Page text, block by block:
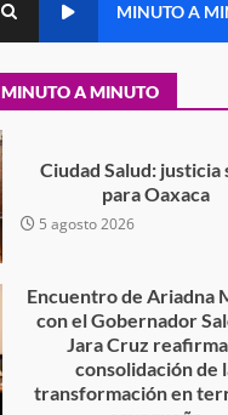
MINUTO A
MINUTO A MINUTO
evaluación
estructural integral
instalaciones de la
Secundaria General
Sáenz Garza
para Oaxaca
5 agosto 2026
con el Gobernador
Jara Cruz
consolidación de
transformación en
oaxaqueño